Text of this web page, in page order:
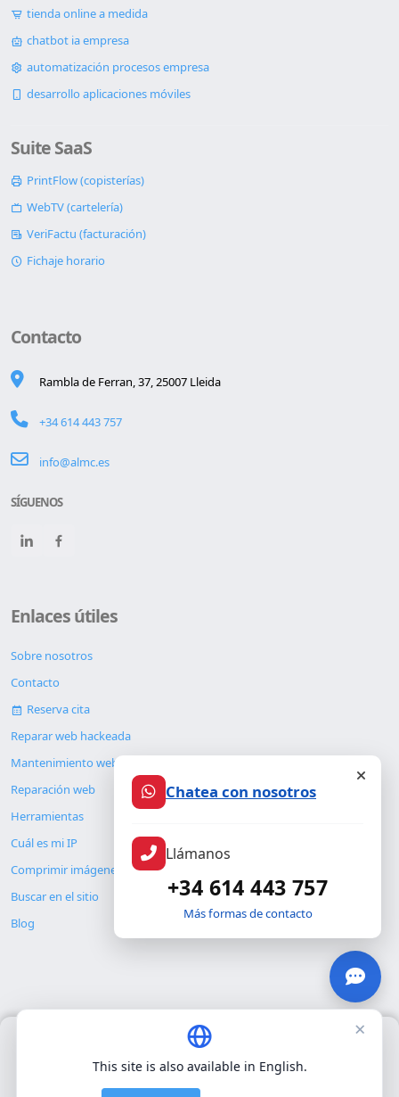
tienda online a medida
chatbot ia empresa
automatización procesos empresa
desarrollo aplicaciones móviles
Suite SaaS
PrintFlow (copisterías)
WebTV (cartelería)
VeriFactu (facturación)
Fichaje horario
Contacto
Rambla de Ferran, 37, 25007 Lleida
+34 614 443 757
info@almc.es
SÍGUENOS
Enlaces útiles
Sobre nosotros
Contacto
Reserva cita
Reparar web hackeada
Mantenimiento web
Reparación web
Herramientas
Cuál es mi IP
Comprimir imágenes
Buscar en el sitio
Blog
© Copyright 2026. ALMC SECURITY S.L.U.
Legal
Usamos únicamente cookies propias para el funcionamiento
Chatea con nosotros
Llámanos
+34 614 443 757
Más formas de contacto
×
This site is also available in English.